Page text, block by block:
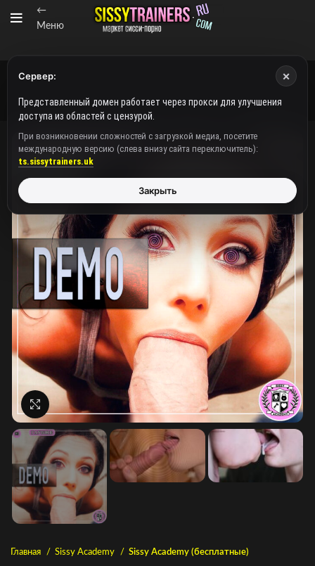
←
Меню
Нажмите, чтобы увеличить
Главная Sissy Academy Sissy Academy (бесплатные)
Сервер: ×
Представленный домен работает через прокси для улучшения
доступа из областей с цензурой.
При возникновении сложностей с загрузкой медиа, посетите
международную версию (слева внизу сайта переключитель):
ts.sissytrainers.uk
Закрыть